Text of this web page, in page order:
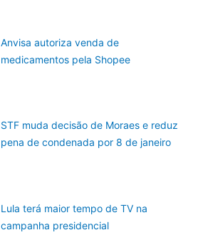
Anvisa autoriza venda de
medicamentos pela Shopee
STF muda decisão de Moraes e reduz
pena de condenada por 8 de janeiro
Lula terá maior tempo de TV na
campanha presidencial